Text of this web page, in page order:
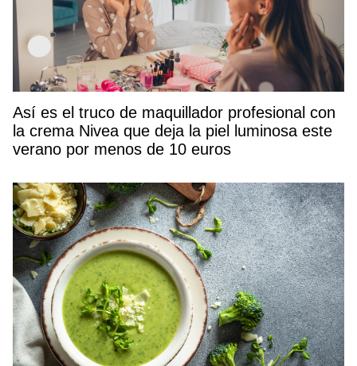
Así es el truco de maquillador profesional con
la crema Nivea que deja la piel luminosa este
verano por menos de 10 euros